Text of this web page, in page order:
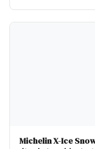
Michelin X-Ice